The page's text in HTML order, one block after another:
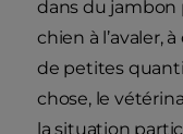
dans du jambon
chien à l’avaler,
de petites
chose, le
la situation